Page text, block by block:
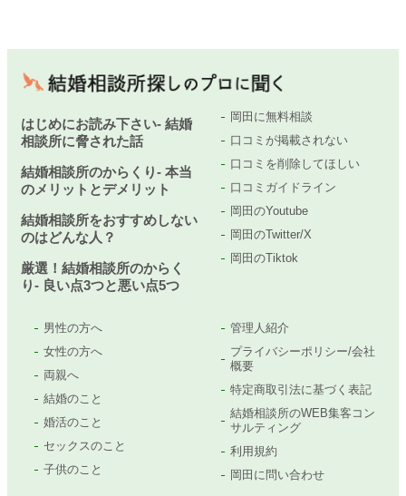
はじめにお読み下さい- 結婚
相談所に脅された話
結婚相談所のからくり- 本当
のメリットとデメリット
結婚相談所をおすすめしない
のはどんな人？
厳選！結婚相談所のからく
り- 良い点3つと悪い点5つ
岡田に無料相談
口コミが掲載されない
口コミを削除してほしい
口コミガイドライン
岡田のYoutube
岡田のTwitter/X
岡田のTiktok
男性の方へ
女性の方へ
両親へ
結婚のこと
婚活のこと
セックスのこと
子供のこと
管理人紹介
プライバシーポリシー/会社
概要
特定商取引法に基づく表記
結婚相談所のWEB集客コン
サルティング
利用規約
岡田に問い合わせ